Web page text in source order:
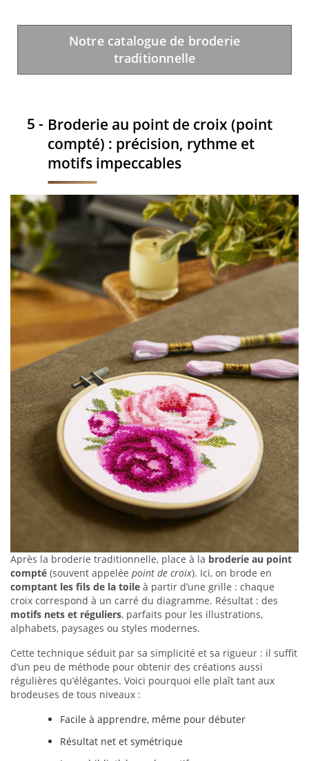
Notre catalogue de broderie
traditionnelle
Broderie au point de croix (point
compté) : précision, rythme et
motifs impeccables
Après la broderie traditionnelle, place à la broderie au point
compté (souvent appelée point de croix). Ici, on brode en
comptant les fils de la toile à partir d’une grille : chaque
croix correspond à un carré du diagramme. Résultat : des
motifs nets et réguliers, parfaits pour les illustrations,
alphabets, paysages ou styles modernes.
Cette technique séduit par sa simplicité et sa rigueur : il suffit
d’un peu de méthode pour obtenir des créations aussi
régulières qu’élégantes. Voici pourquoi elle plaît tant aux
brodeuses de tous niveaux :
Facile à apprendre, même pour débuter
Résultat net et symétrique